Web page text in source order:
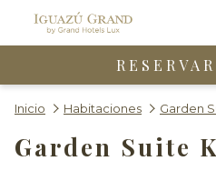
Inicio Habitaciones Garden
Garden Suite